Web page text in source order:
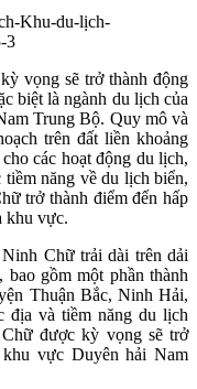
vọng sẽ trở thành động
biệt là ngành du lịch của
Trung Bộ. Quy mô và
trên đất liền khoảng
các hoạt động du lịch,
năng về du lịch biển,
trở thành điểm đến hấp
khu vực.
Chữ trải dài trên dải
gồm một phần thành
Thuận Bắc, Ninh Hải,
địa và tiềm năng du lịch
được kỳ vọng sẽ trở
khu vực Duyên hải Nam